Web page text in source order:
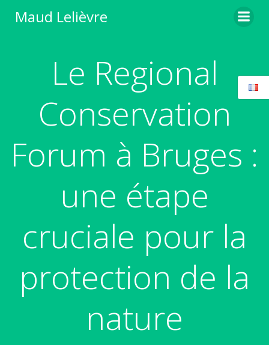
Maud Lelièvre
Le Regional
Conservation
Forum à Bruges :
une étape
cruciale pour la
protection de la
nature